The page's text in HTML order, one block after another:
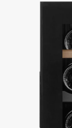
Sollten Sie hingegen
bevorzugen, reicht oft
bietet eine
Weißwein oder Rosé.
und sorgen dafür, dass
Zustand sind – ganz